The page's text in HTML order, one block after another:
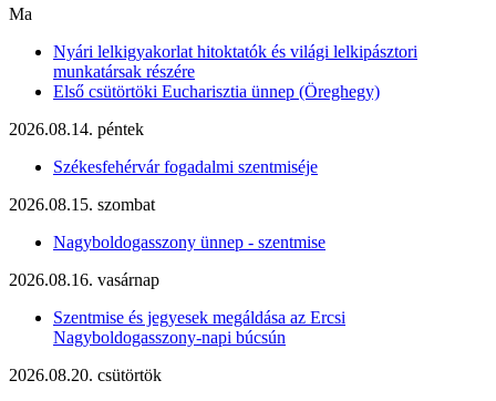
Ma
Nyári lelkigyakorlat hitoktatók és világi lelkipásztori
munkatársak részére
Első csütörtöki Eucharisztia ünnep (Öreghegy)
2026.08.14. péntek
Székesfehérvár fogadalmi szentmiséje
2026.08.15. szombat
Nagyboldogasszony ünnep - szentmise
2026.08.16. vasárnap
Szentmise és jegyesek megáldása az Ercsi
Nagyboldogasszony-napi búcsún
2026.08.20. csütörtök